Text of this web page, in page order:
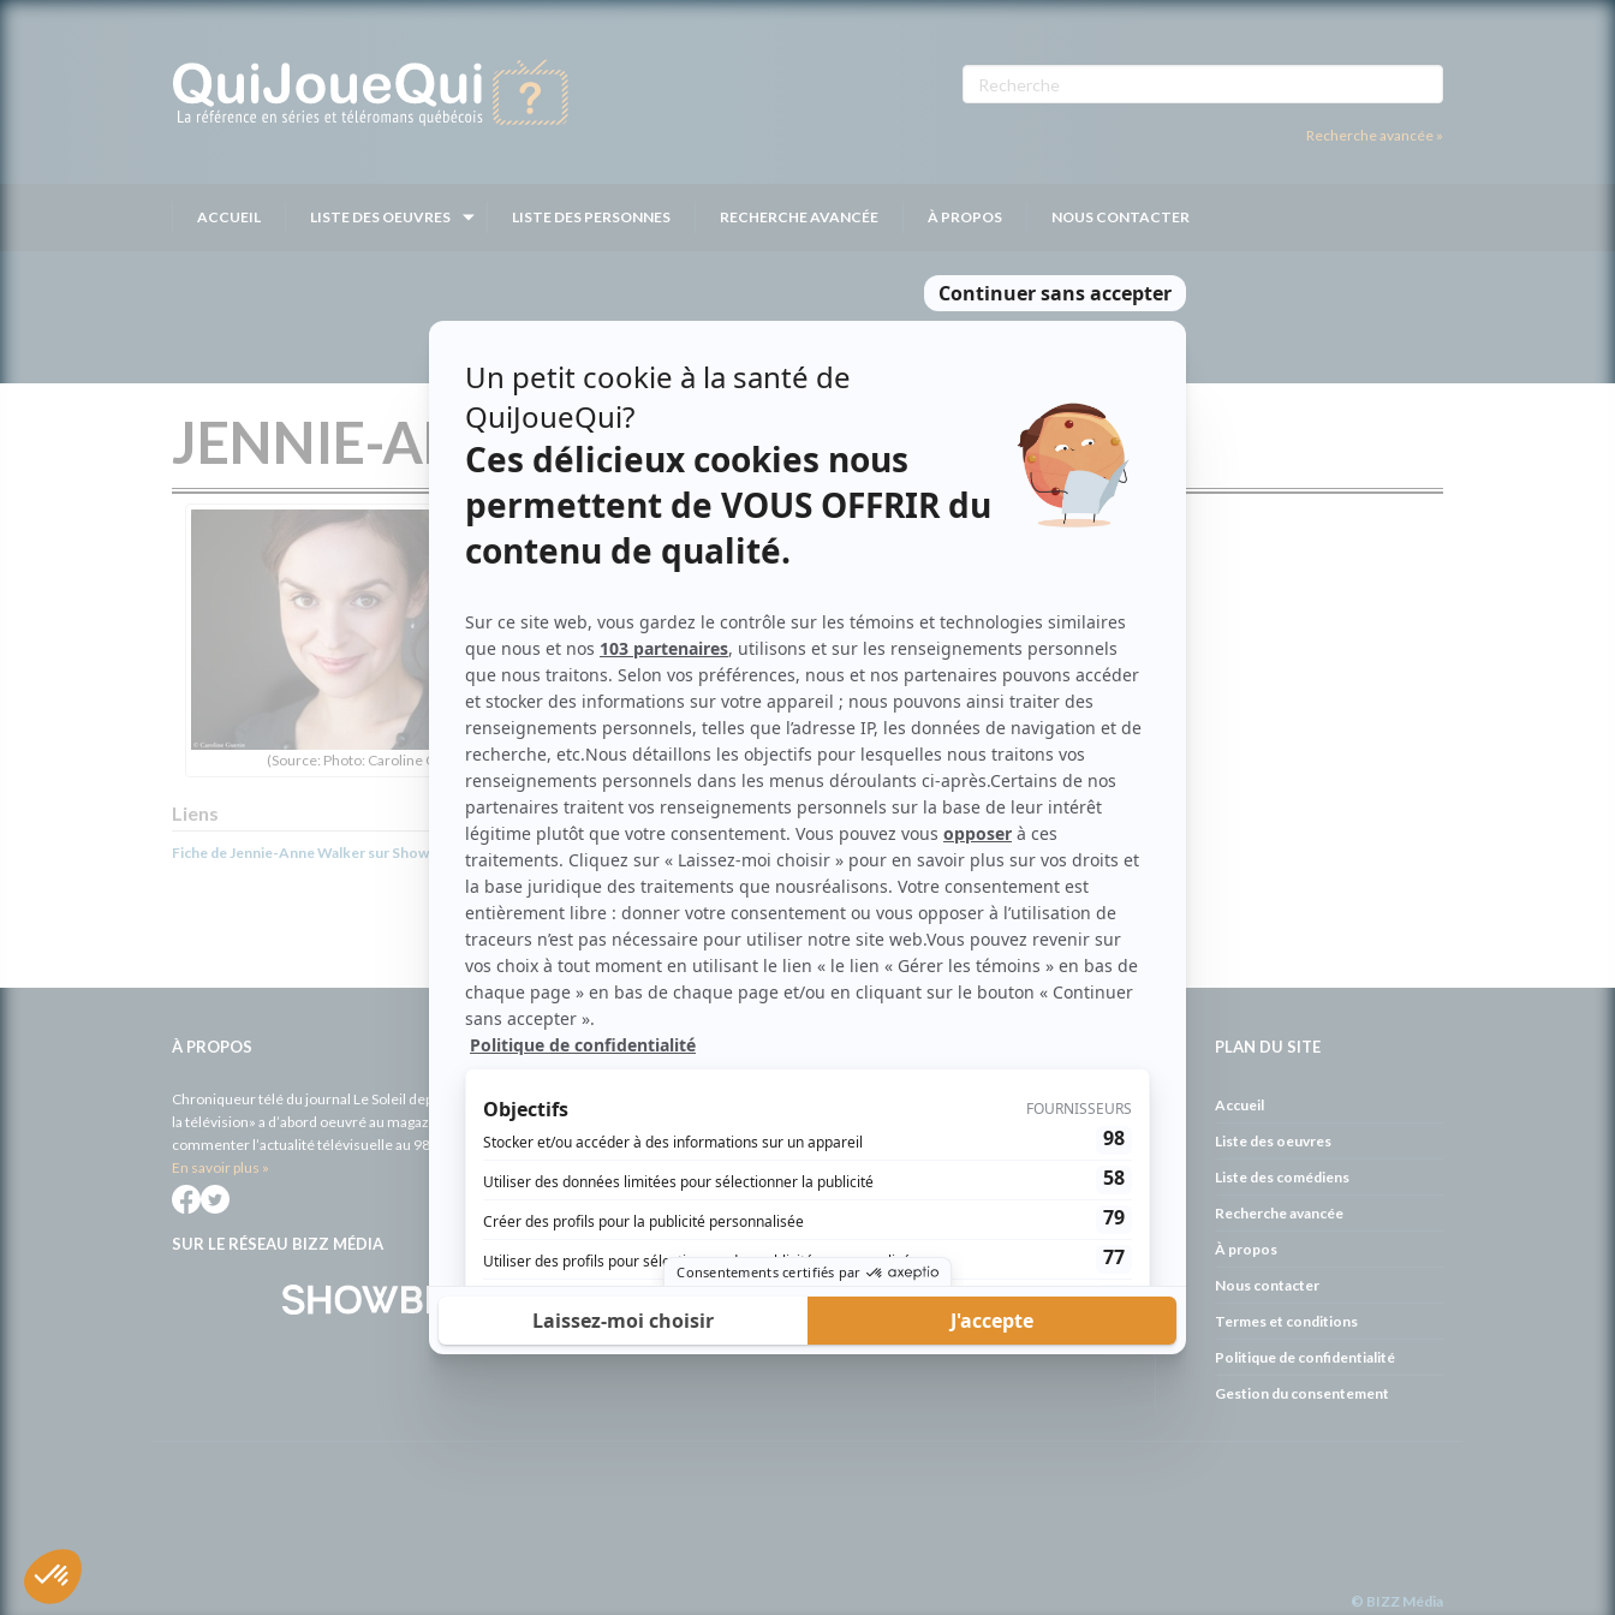
Recherche avancée »
ACCUEIL LISTE DES OEUVRES LISTE DES PERSONNES RECHERCHE AVANCÉE À PROPOS NOUS CONTACTER
JENNIE-ANNE WALKER
(Source: Photo: Caroline Guérin)
Liens
Fiche de Jennie-Anne Walker sur Showbizz.net
Personnages
Les Bobos(Nancy )
Legendre idéal(La recherchiste)
Tout sur moi(Jennifer)
Les Invincibles( Préposée)
Le négociateur
Miss Parfaite
L'Auberge du chien noir(Tania)
Une grenade avec ça? (Bianca)
Watatatow(Sonia)
À PROPOS
Chroniqueur télé du journal Le Soleil depuis 2001, Richard Therrien carbure à son petit écran. Celui qu’on surnomme parfois «l’encyclopédie de
la télévision» a d’abord oeuvré au magazine TV Hebdo de 1996 à 2001. Sa spécialité: la télé québécoise. On peut l’entendre régulièrement
commenter l’actualité télévisuelle au 98,5.
En savoir plus »
SUR LE RÉSEAU BIZZ MÉDIA
PLAN DU SITE
Accueil
Liste des oeuvres
Liste des comédiens
Recherche avancée
À propos
Nous contacter
Termes et conditions
Politique de confidentialité
Gestion du consentement
© BIZZ Média